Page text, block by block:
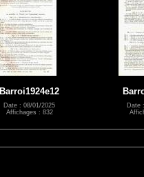
Barroi1924e12
Date : 08/01/2025
Affichages : 832
Date